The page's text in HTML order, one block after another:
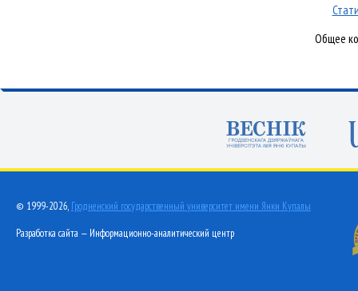
Общее
© 1999-2026, Гродненский государственный университет имени Янки Купалы
Разработка сайта — Информационно-аналитический центр